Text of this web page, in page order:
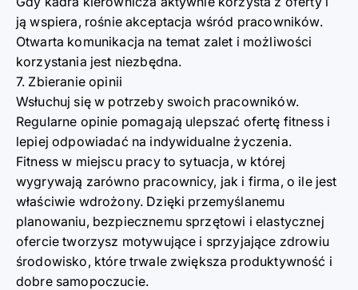
ją wspiera, rośnie akceptacja wśród pracowników.
Otwarta komunikacja na temat zalet i możliwości
korzystania jest niezbędna.
7. Zbieranie opinii
Wsłuchuj się w potrzeby swoich pracowników.
Regularne opinie pomagają ulepszać ofertę fitness i
lepiej odpowiadać na indywidualne życzenia.
Fitness w miejscu pracy to sytuacja, w której
wygrywają zarówno pracownicy, jak i firma, o ile jest
właściwie wdrożony. Dzięki przemyślanemu
planowaniu, bezpiecznemu sprzętowi i elastycznej
ofercie tworzysz motywujące i sprzyjające zdrowiu
środowisko, które trwale zwiększa produktywność i
dobre samopoczucie.